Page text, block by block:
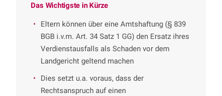
Das Wichtigste in Kürze
Eltern können über eine Amtshaftung (§ 839
BGB i.v.m. Art. 34 Satz 1 GG) den Ersatz ihres
Verdienstausfalls als Schaden vor dem
Landgericht geltend machen
Dies setzt u.a. voraus, dass der
Rechtsanspruch auf einen